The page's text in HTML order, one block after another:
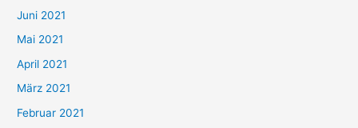
Juni 2021
Mai 2021
April 2021
März 2021
Februar 2021